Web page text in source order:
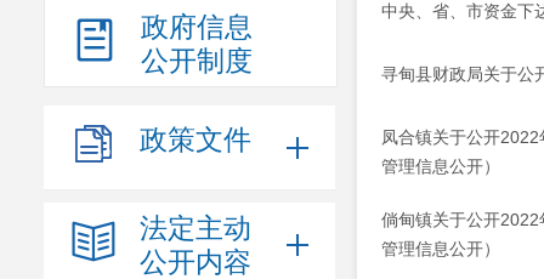
政府信息
公开制度
政策文件
法定主动
公开内容
中央、省、市资金下
寻甸县财政局关于公
凤合镇关于公开
管理信息公开）
倘甸镇关于公开
管理信息公开）